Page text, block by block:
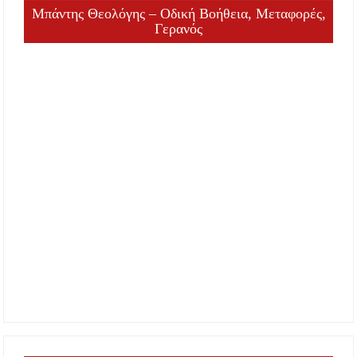
Μπάντης Θεολόγης – Οδική Βοήθεια, Μεταφορές,
Γερανός